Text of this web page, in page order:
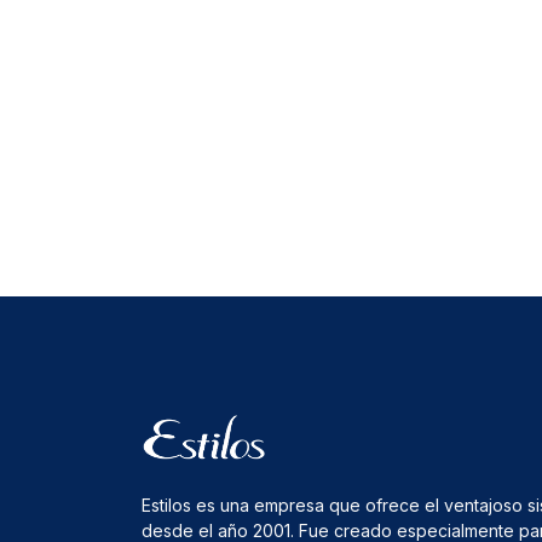
Estilos es una empresa que ofrece el ventajoso
desde el año 2001. Fue creado especialmente